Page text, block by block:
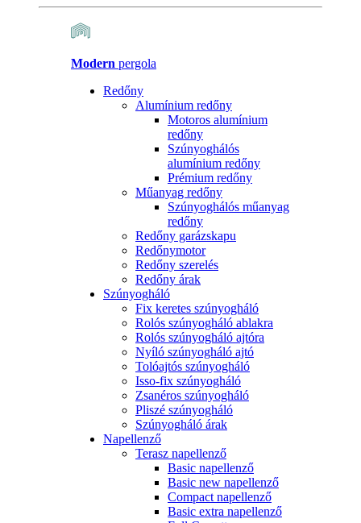
Modern pergola
Redőny
Alumínium redőny
Motoros alumínium
redőny
Szúnyoghálós
alumínium redőny
Prémium redőny
Műanyag redőny
Szúnyoghálós műanyag
redőny
Redőny garázskapu
Redőnymotor
Redőny szerelés
Redőny árak
Szúnyogháló
Fix keretes szúnyogháló
Rolós szúnyogháló ablakra
Rolós szúnyogháló ajtóra
Nyíló szúnyogháló ajtó
Tolóajtós szúnyogháló
Isso-fix szúnyogháló
Zsanéros szúnyogháló
Pliszé szúnyogháló
Szúnyogháló árak
Napellenző
Terasz napellenző
Basic napellenző
Basic new napellenző
Compact napellenző
Basic extra napellenző